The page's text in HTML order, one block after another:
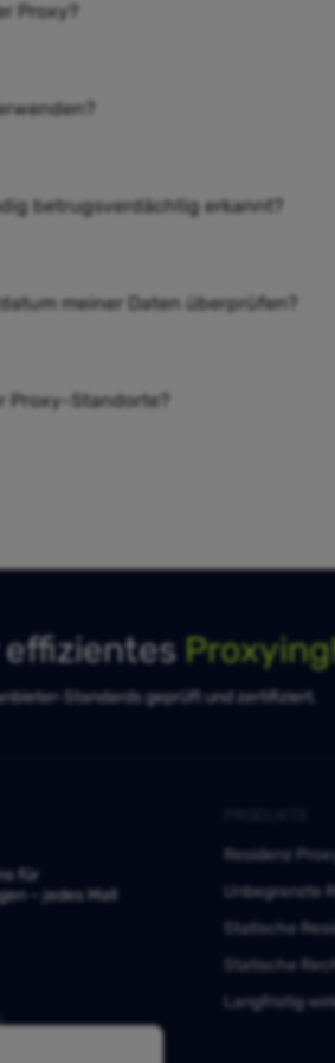
Proxy?
betrugsverdächtig erkannt?
meiner Daten überprüfen?
Proxy-Standorte?
Standards geprüft und zertifiziert.
für
– jedes Mal!
Residenz
Unbegrenzte
Statische
Statische
Langfristig